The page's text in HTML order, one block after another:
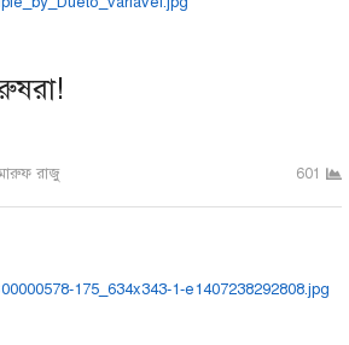
রাজু 601